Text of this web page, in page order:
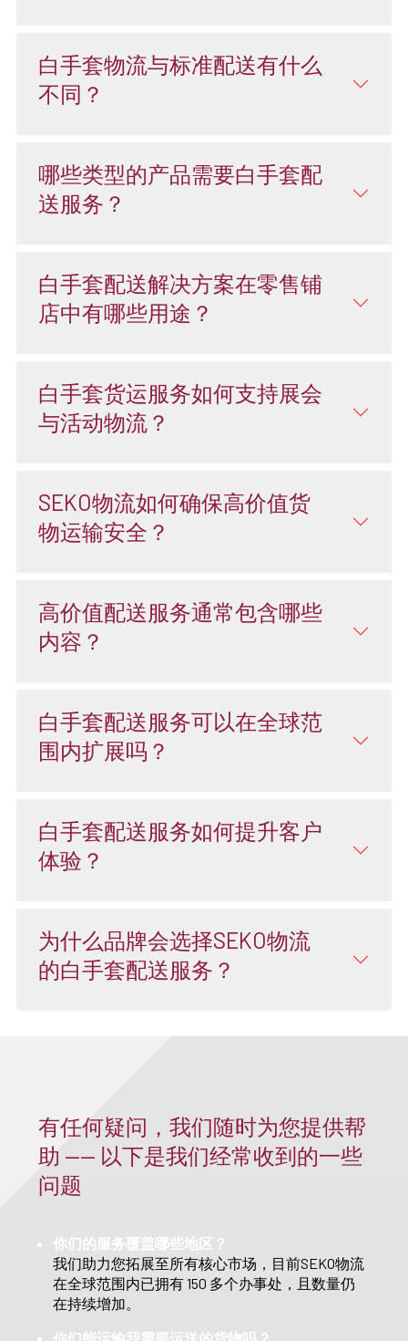
白手套物流与标准配送有什么
不同？
哪些类型的产品需要白手套配
送服务？
白手套配送解决方案在零售铺
店中有哪些用途？
白手套货运服务如何支持展会
与活动物流？
SEKO物流如何确保高价值货
物运输安全？
高价值配送服务通常包含哪些
内容？
白手套配送服务可以在全球范
围内扩展吗？
白手套配送服务如何提升客户
体验？
为什么品牌会选择SEKO物流
的白手套配送服务？
有任何疑问，我们随时为您提供帮
助 —— 以下是我们经常收到的一些
问题
你们的服务覆盖哪些地区？
我们助力您拓展至所有核心市场，目前SEKO物流
在全球范围内已拥有 150 多个办事处，且数量仍
在持续增加。
你们能运输我需要运送的货物吗？